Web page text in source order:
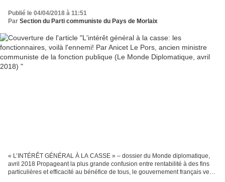
Monde Diplomatique, avril 2018)
Publié le 04/04/2018 à 11:51
Par Section du Parti communiste du Pays de Morlaix
« L’INTÉRÊT GÉNÉRAL À LA CASSE » – dossier du Monde diplomatique,
avril 2018 Propageant la plus grande confusion entre rentabilité à des fins
particulières et efficacité au bénéfice de tous, le gouvernement français veut